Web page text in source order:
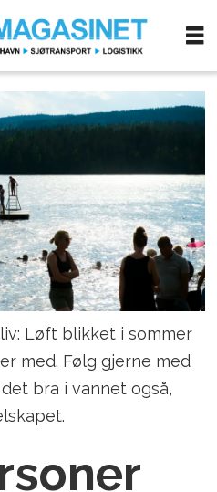
Løft blikket i sommer
med. Følg gjerne med
bra i vannet også,